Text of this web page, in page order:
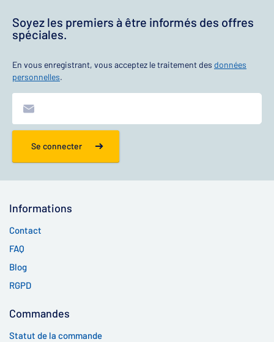
Soyez les premiers à être informés des offres
spéciales.
En vous enregistrant, vous acceptez le traitement des données
personnelles.
Se connecter
Informations
Contact
FAQ
Blog
RGPD
Commandes
Statut de la commande